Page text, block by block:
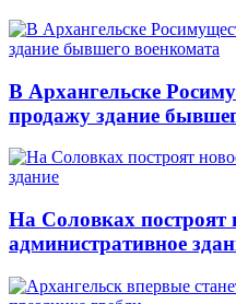
В Архангельске
продажу здание
На Соловках построят
административное